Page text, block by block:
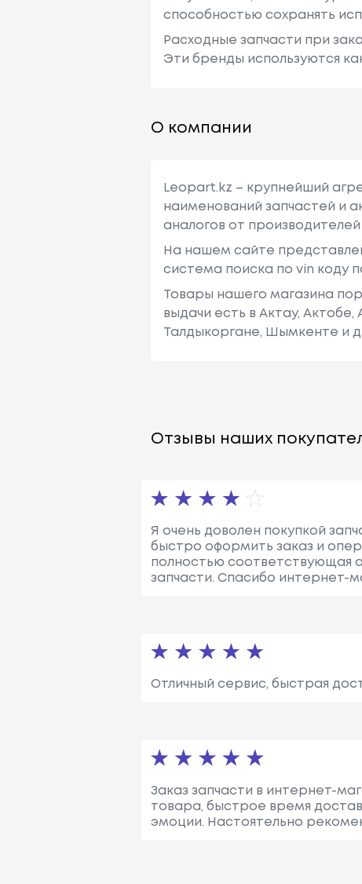
способностью сохранять
Расходные запчасти при
Эти бренды используются
О компании
Leopart.kz – крупнейший
наименований запчастей и
аналогов от
На нашем сайте
система поиска по vin коду
Товары нашего магазина
выдачи есть в Актау,
Талдыкоргане, Шымкенте и
Отзывы наших
Я очень доволен покупкой
быстро оформить заказ и
полностью соответствующая
запчасти. Спасибо интернет-
Отличный сервис, быстрая
Заказ запчасти в интернет-
товара, быстрое время
эмоции. Настоятельно